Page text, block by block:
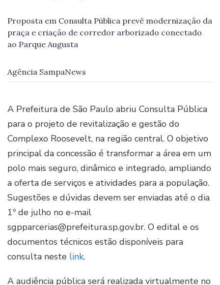
Proposta em Consulta Pública prevê modernização da
praça e criação de corredor arborizado conectado
ao Parque Augusta
Agência SampaNews
A Prefeitura de São Paulo abriu Consulta Pública
para o projeto de revitalização e gestão do
Complexo Roosevelt, na região central. O objetivo
principal da concessão é transformar a área em um
polo mais seguro, dinâmico e integrado, ampliando
a oferta de serviços e atividades para a população.
Sugestões e dúvidas devem ser enviadas até o dia
1º de julho no e-mail
sgpparcerias@prefeitura.sp.gov.br. O edital e os
documentos técnicos estão disponíveis para
consulta neste link.
A audiência pública será realizada virtualmente no